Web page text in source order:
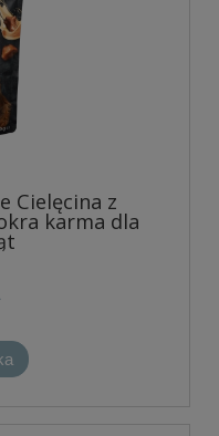
Cielęcina z
karma dla